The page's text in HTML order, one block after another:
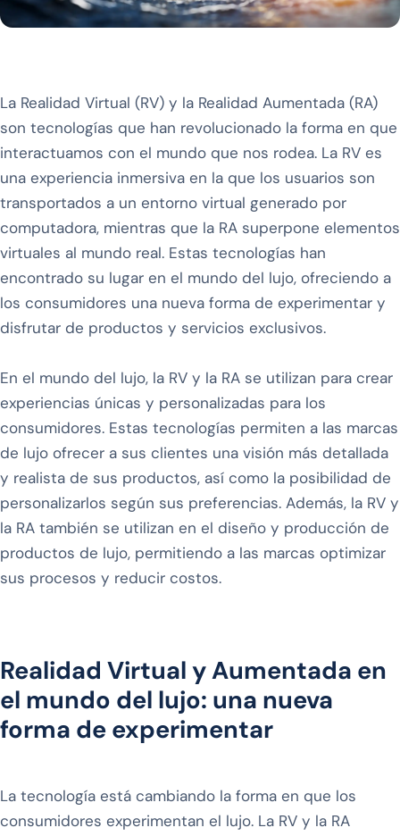
La Realidad Virtual (RV) y la Realidad Aumentada (RA)
son tecnologías que han revolucionado la forma en que
interactuamos con el mundo que nos rodea. La RV es
una experiencia inmersiva en la que los usuarios son
transportados a un entorno virtual generado por
computadora, mientras que la RA superpone elementos
virtuales al mundo real. Estas tecnologías han
encontrado su lugar en el mundo del lujo, ofreciendo a
los consumidores una nueva forma de experimentar y
disfrutar de productos y servicios exclusivos.
En el mundo del lujo, la RV y la RA se utilizan para crear
experiencias únicas y personalizadas para los
consumidores. Estas tecnologías permiten a las marcas
de lujo ofrecer a sus clientes una visión más detallada
y realista de sus productos, así como la posibilidad de
personalizarlos según sus preferencias. Además, la RV y
la RA también se utilizan en el diseño y producción de
productos de lujo, permitiendo a las marcas optimizar
sus procesos y reducir costos.
Realidad Virtual y Aumentada en
el mundo del lujo: una nueva
forma de experimentar
La tecnología está cambiando la forma en que los
consumidores experimentan el lujo. La RV y la RA